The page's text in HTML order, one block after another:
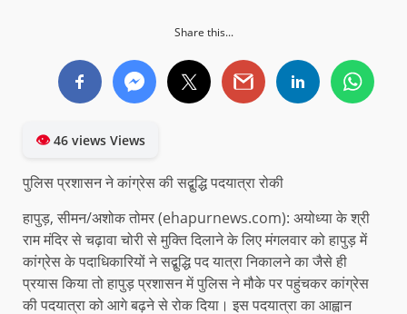
Share this...
👁46 views Views
पुलिस प्रशासन ने कांग्रेस की सद्बुद्धि पदयात्रा रोकी
हापुड़, सीमन/अशोक तोमर (ehapurnews.com): अयोध्या के श्री
राम मंदिर से चढ़ावा चोरी से मुक्ति दिलाने के लिए मंगलवार को हापुड़ में
कांग्रेस के पदाधिकारियों ने सद्बुद्धि पद यात्रा निकालने का जैसे ही
प्रयास किया तो हापुड़ प्रशासन में पुलिस ने मौके पर पहुंचकर कांग्रेस
की पदयात्रा को आगे बढ़ने से रोक दिया। इस पदयात्रा का आह्वान